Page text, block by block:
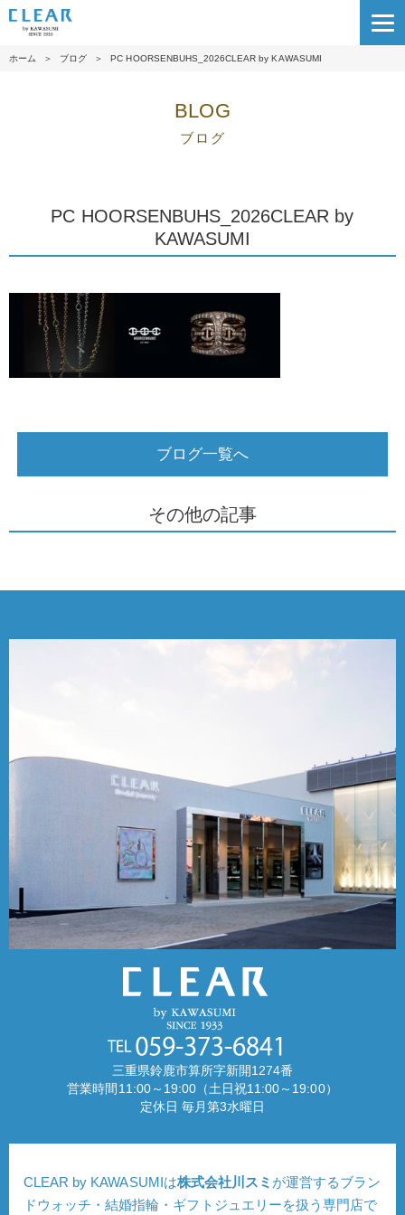
ホーム ＞ ブログ ＞ PC HOORSENBUHS_2026CLEAR by KAWASUMI
BLOG
ブログ
PC HOORSENBUHS_2026CLEAR by
KAWASUMI
ブログ一覧へ
その他の記事
三重県鈴鹿市算所字新開1274番
営業時間11:00～19:00（土日祝11:00～19:00）
定休日 毎月第3水曜日
CLEAR by KAWASUMIは株式会社川スミ が運営するブラン
ドウォッチ・結婚指輪・ギフトジュエリーを扱う専門店で